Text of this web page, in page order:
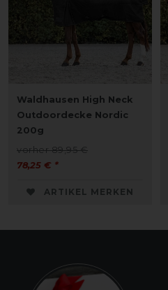
Waldhausen High Neck
Outdoordecke Nordic
200g
vorher 89,95 €
78,25 € *
ARTIKEL MERKEN